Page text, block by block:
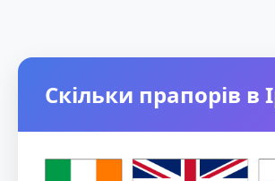
Скільки прапорів в